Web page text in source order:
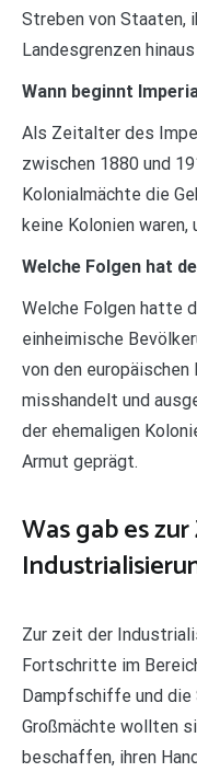
Streben von Staaten,
Landesgrenzen
Wann beginnt
Als Zeitalter des
zwischen 1880 und
Kolonialmächte die
keine Kolonien waren,
Welche Folgen hat
Welche Folgen hatte
einheimische
von den
misshandelt und
der ehemaligen
Armut geprägt.
Was gab es
Zur zeit der
Fortschritte im
Dampfschiffe und die
Großmächte wollten
beschaffen, ihren